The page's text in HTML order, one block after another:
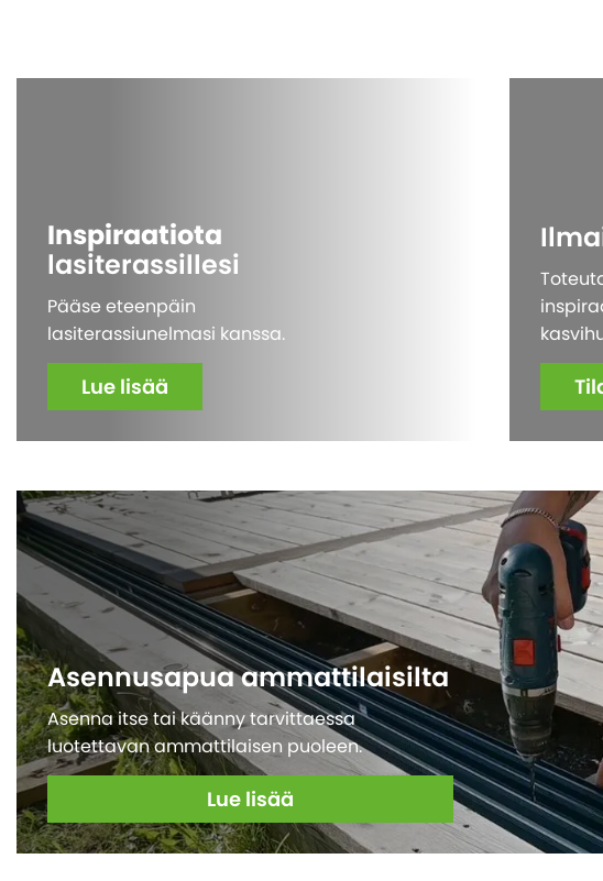
Inspiraatiota
lasiterassillesi
Pääse eteenpäin
lasiterassiunelmasi kanssa.
Lue lisää
Asennusapua ammattilaisilta
Asenna itse tai käänny tarvittaessa
luotettavan ammattilaisen puoleen.
Lue lisää